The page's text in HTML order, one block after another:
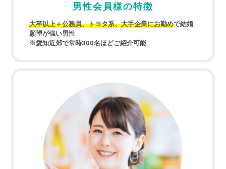
男性会員様の特徴
大卒以上＋公務員、トヨタ系、大手企業にお勤めで結婚
願望が強い男性
※愛知近郊で常時300名ほどご紹介可能